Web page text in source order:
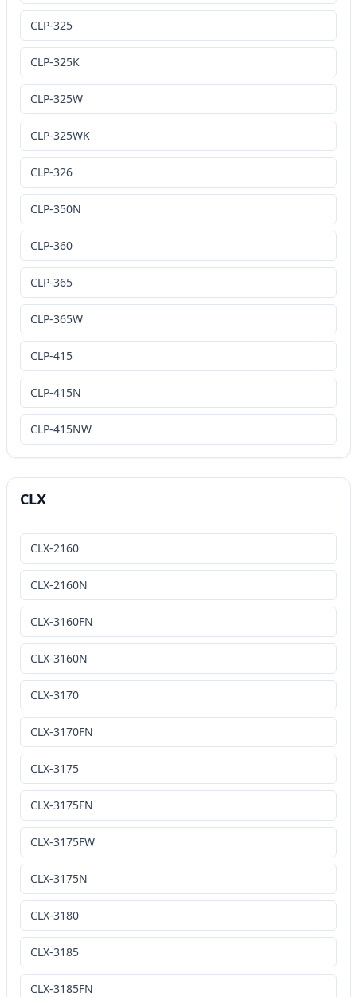
CLP-325
CLP-325K
CLP-325W
CLP-325WK
CLP-326
CLP-350N
CLP-360
CLP-365
CLP-365W
CLP-415
CLP-415N
CLP-415NW
CLX
CLX-2160
CLX-2160N
CLX-3160FN
CLX-3160N
CLX-3170
CLX-3170FN
CLX-3175
CLX-3175FN
CLX-3175FW
CLX-3175N
CLX-3180
CLX-3185
CLX-3185FN